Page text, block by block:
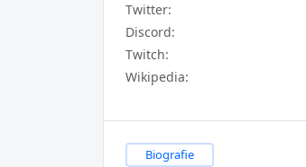
Twitter:
Discord:
Twitch:
Wikipedia:
Biografie